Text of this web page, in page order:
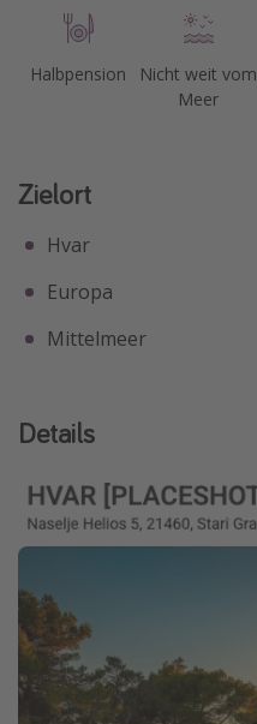
Halbpension
Nicht weit vom
Meer
Zielort
Hvar
Europa
Mittelmeer
Details